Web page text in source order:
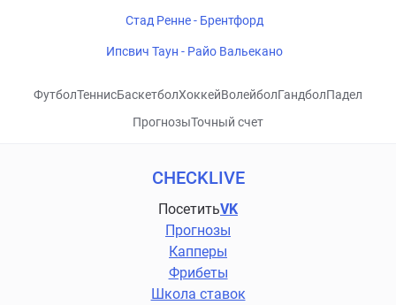
Стад Ренне - Брентфорд
Ипсвич Таун - Райо Вальекано
ФутболТеннисБаскетболХоккейВолейболГандболПадел
ПрогнозыТочный счет
CHECKLIVE
ПосетитьVK
Прогнозы
Капперы
Фрибеты
Школа ставок